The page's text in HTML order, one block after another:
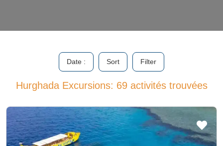
Date : Sort Filter
Hurghada Excursions: 69 activités trouvées